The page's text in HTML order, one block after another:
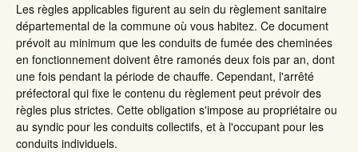
Les règles applicables figurent au sein du règlement sanitaire
départemental de la commune où vous habitez. Ce document
prévoit au minimum que les conduits de fumée des cheminées
en fonctionnement doivent être ramonés deux fois par an, dont
une fois pendant la période de chauffe. Cependant, l'arrêté
préfectoral qui fixe le contenu du règlement peut prévoir des
règles plus strictes. Cette obligation s'impose au propriétaire ou
au syndic pour les conduits collectifs, et à l'occupant pour les
conduits individuels.